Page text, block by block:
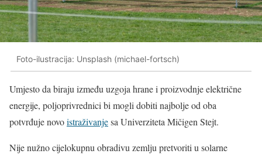
Foto-ilustracija: Unsplash (michael-fortsch)
Umjesto da biraju između uzgoja hrane i proizvodnje električne
energije, poljoprivrednici bi mogli dobiti najbolje od oba
potvrđuje novoistraživanjesa Univerziteta Mičigen Stejt.
Nije nužno cijelokupnu obradivu zemlju pretvoriti u solarne